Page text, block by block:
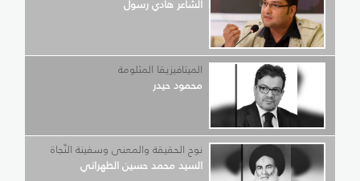
الشاعر هادي رسول
الميتافيزيقا المثلومة
محمود حيدر
نوح الحقيقة والمعنى وسفينة النّجاة
السيد محمد حسين الطهراني